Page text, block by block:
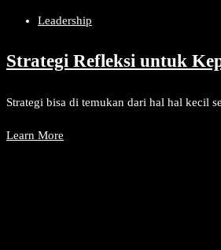
Leadership
Strategi Refleksi untuk
Strategi bisa di temukan dari hal hal kecil
Learn More